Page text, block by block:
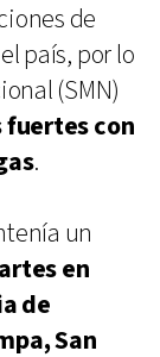
de
país, por lo
(SMN)
con
.
un
en
de
San